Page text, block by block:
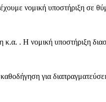
νομική υποστήριξη σε
. Η νομική υποστήριξη
για